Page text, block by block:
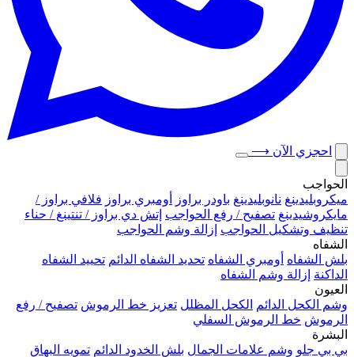
احجزي الآن ⟶
الحواجب
ميكروبلیدينغ نانوبليدينغ باودر براوز أومبري براوز فلافي براوز /
مايكروشيدينغ تصفيح / رفع الحواجب إتش دي براوز / تنتينغ / حناء
تنظيف وتشكيل الحواجب إزالة وشم الحواجب
الشفاه
بلش الشفاه أومبري الشفاه تحديد الشفاه الدائم تحييد الشفاه
الداكنة إزالة وشم الشفاه
العيون
وشم الكحل الدائم
الكحل المظلل تعزيز خط الرموش تصفيح / رفع
الرموش خط الرموش السفلي
البشرة
بي بي جلو وشم علامات الجمال بلش الخدود الدائم تمويه البهاق